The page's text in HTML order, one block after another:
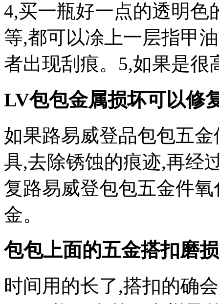
4,买一瓶好一点的透明色
等,都可以凃上一层指甲
者出现刮痕。5,如果是很
LV包包金属损坏可以修
如果路易威登品包包五
具,去除锈蚀的痕迹,再经
复路易威登包包五金件
金。
包包上面的五金搭扣磨
时间用的长了,搭扣的确